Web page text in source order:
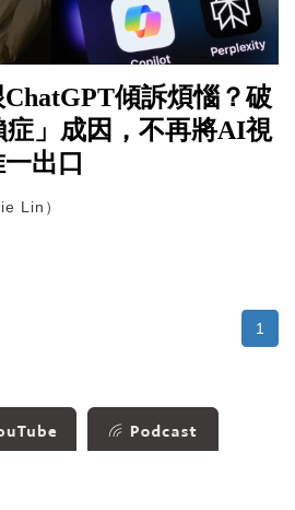
傾訴煩惱？破
」成因，不再將AI視
出口
Lin）
1